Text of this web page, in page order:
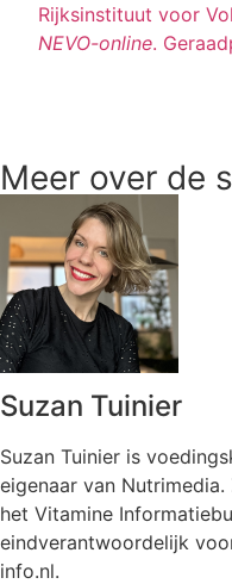
Rijksinstituut voor
NEVO-online.
Meer over de
Suzan Tuinier
Suzan Tuinier is
eigenaar van
het Vitamine
eindverantwoordelijk
info.nl.